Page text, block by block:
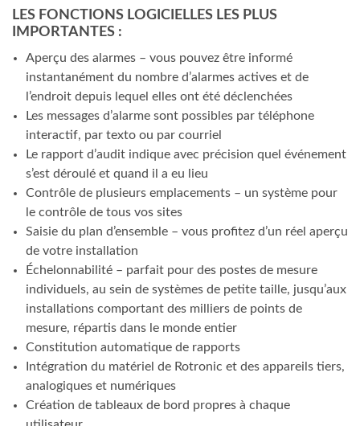
LES FONCTIONS LOGICIELLES LES PLUS
IMPORTANTES :
Aperçu des alarmes – vous pouvez être informé
instantanément du nombre d’alarmes actives et de
l’endroit depuis lequel elles ont été déclenchées
Les messages d’alarme sont possibles par téléphone
interactif, par texto ou par courriel
Le rapport d’audit indique avec précision quel événement
s’est déroulé et quand il a eu lieu
Contrôle de plusieurs emplacements – un système pour
le contrôle de tous vos sites
Saisie du plan d’ensemble – vous profitez d’un réel aperçu
de votre installation
Échelonnabilité – parfait pour des postes de mesure
individuels, au sein de systèmes de petite taille, jusqu’aux
installations comportant des milliers de points de
mesure, répartis dans le monde entier
Constitution automatique de rapports
Intégration du matériel de Rotronic et des appareils tiers,
analogiques et numériques
Création de tableaux de bord propres à chaque